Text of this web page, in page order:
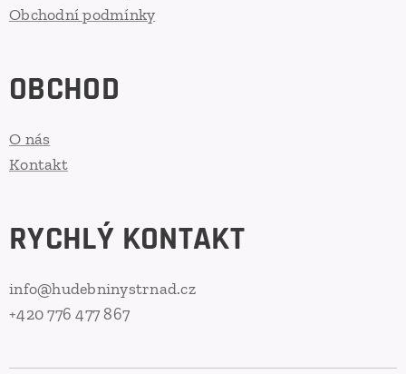
Obchodní podmínky
OBCHOD
O nás
Kontakt
RYCHLÝ KONTAKT
info@hudebninystrnad.cz
+420 776 477 867